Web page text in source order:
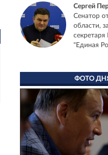
Сергей
Сенатор
области,
секретаря
"Единая
ФОТО